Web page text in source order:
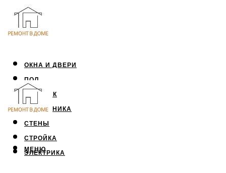
ОКНА И ДВЕРИ
ПОЛ
ПОТОЛОК
САНТЕХНИКА
СТЕНЫ
СТРОЙКА
ЭЛЕКТРИКА
МЕНЮ